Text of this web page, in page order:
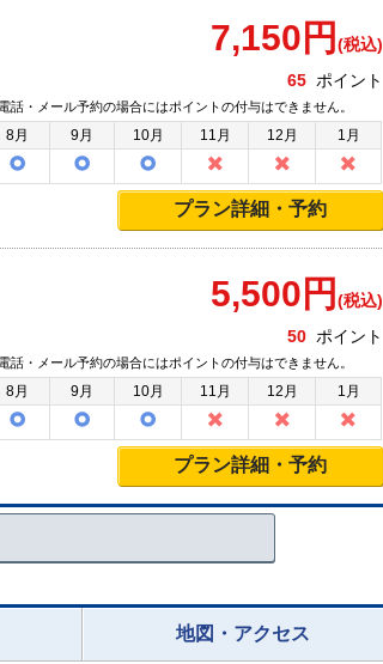
7,150 円 (税込)
65 ポイント
話・メール予約の場合にはポイントの付与はできません。
8月 9月 10月 11月 12月 1月
プラン詳細・予約
5,500 円 (税込)
50 ポイント
話・メール予約の場合にはポイントの付与はできません。
8月 9月 10月 11月 12月 1月
プラン詳細・予約
地図・アクセス